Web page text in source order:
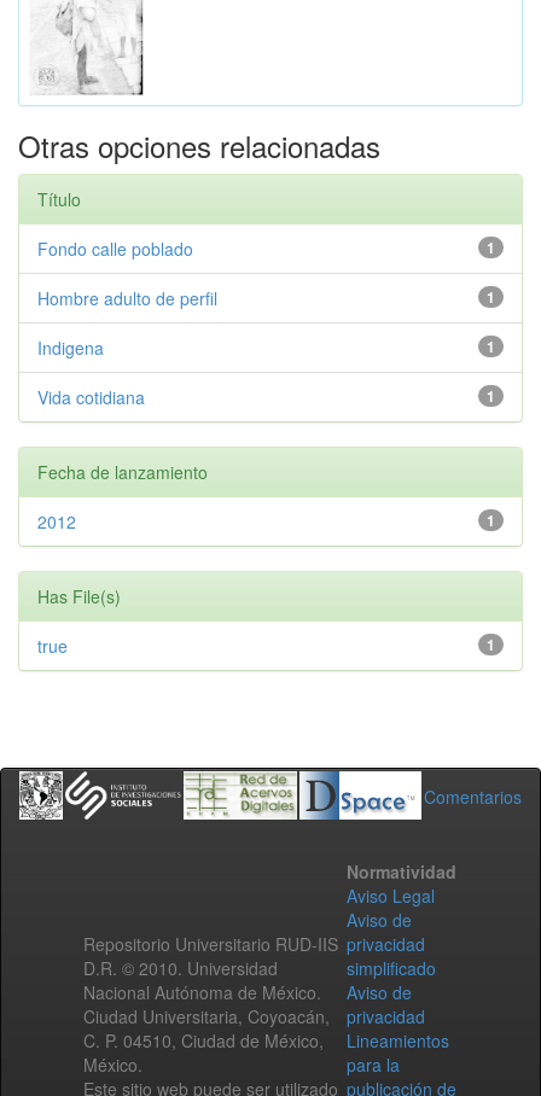
Otras opciones relacionadas
Título
1
Fondo calle poblado
1
Hombre adulto de perfil
1
Indigena
1
Vida cotidiana
Fecha de lanzamiento
1
2012
Has File(s)
1
true
Comentarios
Repositorio Universitario RUD-IIS
D.R. © 2010. Universidad
Nacional Autónoma de México.
Ciudad Universitaria, Coyoacán,
C. P. 04510, Ciudad de México,
México.
Este sitio web puede ser utilizado
Normatividad
Aviso Legal
Aviso de
privacidad
simplificado
Aviso de
privacidad
Lineamientos
para la
publicación de